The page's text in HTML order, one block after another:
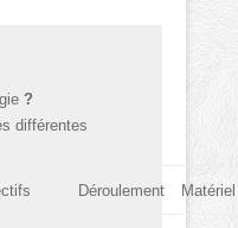
?
différentes
Déroulement Matériel